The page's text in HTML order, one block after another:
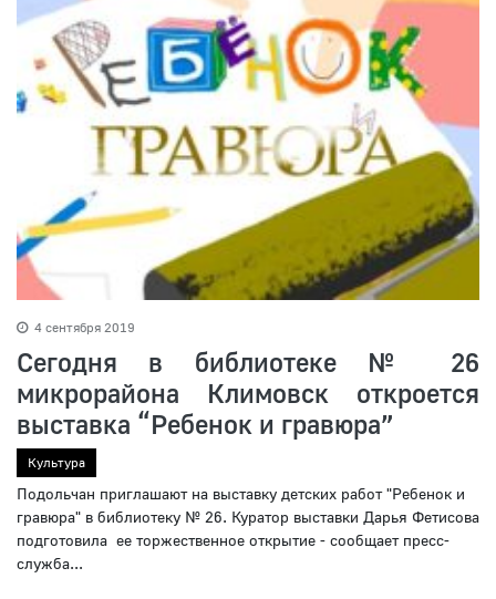
4 сентября 2019
Сегодня в библиотеке № 26
микрорайона Климовск откроется
выставка “Ребенок и гравюра”
Культура
Подольчан приглашают на выставку детских работ "Ребенок и
гравюра" в библиотеку № 26. Куратор выставки Дарья Фетисова
подготовила ее торжественное открытие - сообщает пресс-
служба...